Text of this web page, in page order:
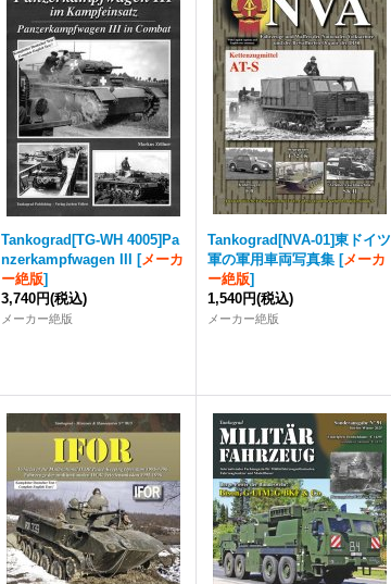
Tankograd [TG-WH 4005]Pa
nzerkampfwagen III
[メーカ
ー絶版]
3,740円(税込)
メーカー絶版
Tankograd [NVA-01]東ドイツ
軍の軍用車両写真集 [メーカ
ー絶版]
1,540円(税込)
メーカー絶版